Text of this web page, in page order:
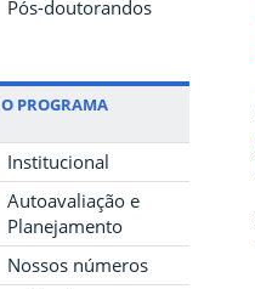
Pós-doutorandos
O PROGRAMA
Institucional
Autoavaliação e
Planejamento
Nossos números